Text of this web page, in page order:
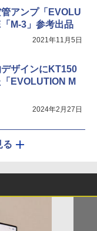
アンプ「EVOLU
M-3」参考出品
2021年11月5日
デザインにKT150
EVOLUTION M
2024年2月27日
る